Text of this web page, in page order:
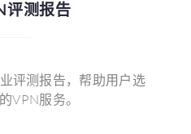
评测报告
评测报告，帮助用户选
VPN服务。